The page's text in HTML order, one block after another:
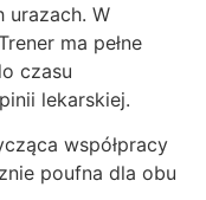
urazach. W
ma pełne
czasu
lekarskiej.
współpracy
poufna dla obu